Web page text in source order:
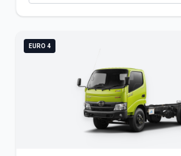
EURO 4